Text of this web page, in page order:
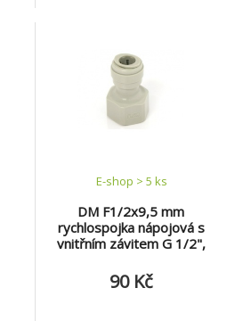
DM F1/2x9,5 mm
rychlospojka nápojová s
vnitřním závitem G 1/2",
E-shop > 5 ks
90 Kč